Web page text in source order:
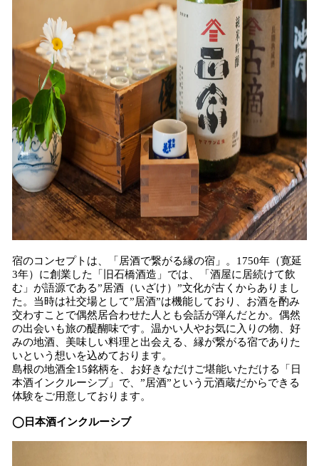
宿のコンセプトは、「居酒で繋がる縁の宿」。1750年（寛延
3年）に創業した「旧石橋酒造」では、「酒屋に居続けて飲
む」が語源である”居酒（いざけ）”文化が古くからありまし
た。当時は社交場として”居酒”は機能しており、お酒を酌み
交わすことで偶然居合わせた人とも会話が弾んだとか。偶然
の出会いも旅の醍醐味です。温かい人やお気に入りの物、好
みの地酒、美味しい料理と出会える、縁が繋がる宿でありた
いという想いを込めております。
島根の地酒全15銘柄を、お好きなだけご堪能いただける「日
本酒インクルーシブ」で、”居酒”という元酒蔵だからできる
体験をご用意しております。
◯日本酒インクルーシブ